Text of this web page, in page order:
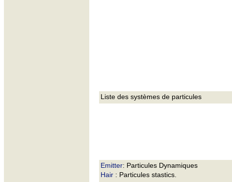
Emitter: Particules Dynamiques
Hair : Particules stastics.
Liste des systèmes de particules